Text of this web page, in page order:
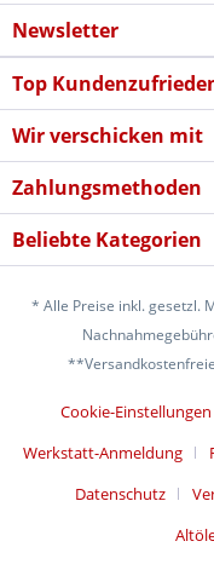
Newsletter
Top
Wir verschicken mit
Zahlungsmethoden
Beliebte Kategorien
* Alle Preise inkl. gesetzl.
Cookie-Einstellungen
Werkstatt-Anmeldung
Datenschutz